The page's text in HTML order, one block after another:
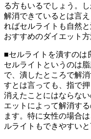
る方もいるでしょう。
解消できているとは言
ればセルライトも自然
おすすめのダイエット
■セルライトを潰すのは
セルライトというのは
で、潰したところで解
すとは言っても、指で
消えたことにはならな
エットによって解消す
ます。特に女性の場合
ルライトもできやすいと